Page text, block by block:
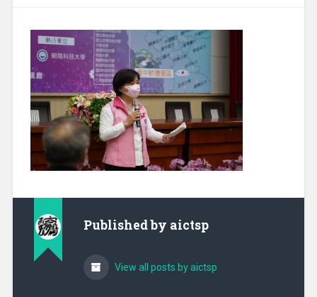
Published by aictsp
View all posts by aictsp